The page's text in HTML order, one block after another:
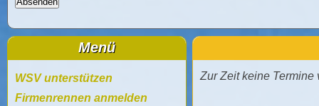
Menü
WSV unterstützen
Firmenrennen anmelden
Zur Zeit keine Termine